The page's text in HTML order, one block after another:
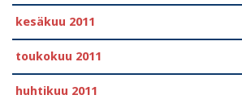
kesäkuu 2011
toukokuu 2011
huhtikuu 2011